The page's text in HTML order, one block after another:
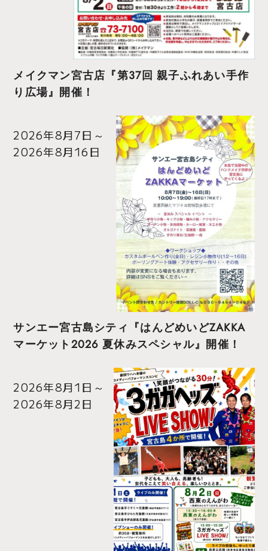
メイクマン宮古店『第37回 親子ふれあい手作
り広場』開催！
2026年8月7日 ～
2026年8月16日
サンエー宮古島シティ『はんどめいどZAKKA
マーケット2026 夏休みスペシャル』開催！
2026年8月1日 ～
2026年8月2日